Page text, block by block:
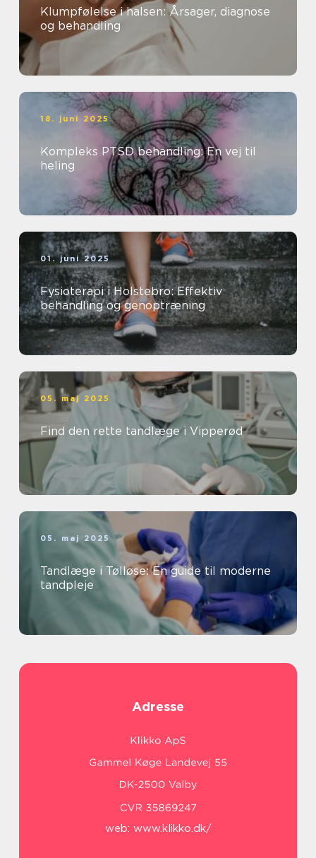
Klumpfølelse i halsen: Årsager, diagnose
og behandling
18. juni 2025
Kompleks PTSD behandling: En vej til
heling
01. juni 2025
Fysioterapi i Holstebro: Effektiv
behandling og genoptræning
05. maj 2025
Find den rette tandlæge i Vipperød
05. maj 2025
Tandlæge i Tølløse: En guide til moderne
tandpleje
Adresse
web: www.klikko.dk/